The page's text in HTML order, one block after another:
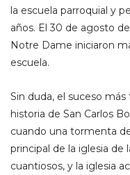
la escuela parroquial y
años. El 30 de agosto
Notre Dame iniciaron
escuela.
Sin duda, el suceso
historia de San Carlos
cuando una tormenta
principal de la iglesia de
cuantiosos, y la iglesia